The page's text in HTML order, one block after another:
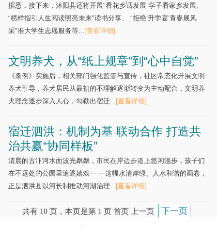
据悉，接下来，沭阳县还将开展“看花乡话发展”学子看家乡发展、
“榜样指引人生阅读照亮未来”读书分享、 “拒绝‘升学宴’青春展风
采”准大学生志愿服务等...[查看详细]
文明养犬，从“纸上规章”到“心中自觉”
《条例》实施后，相关部门强化监管与宣传，社区常态化开展文明
养犬引导，养犬居民从最初的不理解逐渐转变为主动配合，文明养
犬理念逐步深入人心，勾勒出宿迁...[查看详细]
宿迁泗洪：机制为基 联动合作 打造共
治共赢“协同样板”
清晨的古汴河水面波光粼粼，市民在岸边步道上悠闲漫步，孩子们
在不远处的公园里追逐嬉戏— —这幅水清岸绿、人水和谐的画卷，
正是泗洪县以河长制推动河湖治理... [查看详细]
共有 10 页，本页是第 1 页 首页 上一页
下一页